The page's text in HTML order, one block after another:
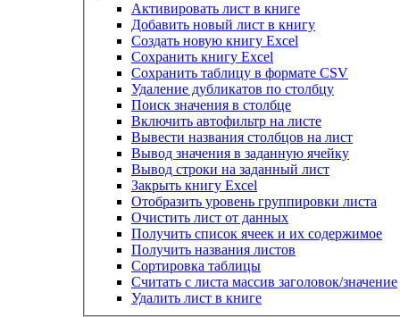
Активировать лист в книге
Добавить новый лист в книгу
Создать новую книгу Excel
Сохранить книгу Excel
Сохранить таблицу в формате CSV
Удаление дубликатов по столбцу
Поиск значения в столбце
Включить автофильтр на листе
Вывести названия столбцов на лист
Вывод значения в заданную ячейку
Вывод строки на заданный лист
Закрыть книгу Excel
Отобразить уровень группировки листа
Очистить лист от данных
Получить список ячеек и их содержимое
Получить названия листов
Сортировка таблицы
Считать с листа массив заголовок/значение
Удалить лист в книге